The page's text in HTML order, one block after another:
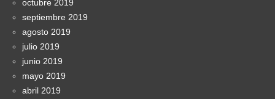
octubre 2019
septiembre 2019
agosto 2019
julio 2019
junio 2019
mayo 2019
abril 2019